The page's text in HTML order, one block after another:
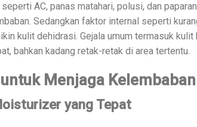
AC, panas matahari, polusi, dan
Sedangkan faktor internal seperti
kulit dehidrasi. Gejala umum termasuk kulit
bahkan kadang retak-retak di area tertentu.
Menjaga
yang Tepat